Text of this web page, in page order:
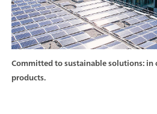
Committed to sustainable solutions: in
products.